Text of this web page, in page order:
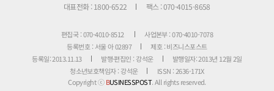
대표전화 : 1800-6522
팩스 : 070-4015-8658
편집국 : 070-4010-8512
사업본부 : 070-4010-7078
등록번호 : 서울 아 02897
제호 : 비즈니스포스트
등록일: 2013.11.13
발행·편집인 : 강석운
발행일자: 2013년 12월 2일
청소년보호책임자 : 강석운
ISSN : 2636-171X
Copyright ⓒBUSINESSPOST. All rights reserved.